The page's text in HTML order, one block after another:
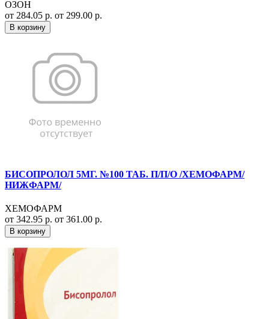
ОЗОН
от 284.05 р. от 299.00 р.
В корзину
БИСОПРОЛОЛ 5МГ. №100 ТАБ. П/П/О /ХЕМОФАРМ/
НИЖФАРМ/
ХЕМОФАРМ
от 342.95 р. от 361.00 р.
В корзину